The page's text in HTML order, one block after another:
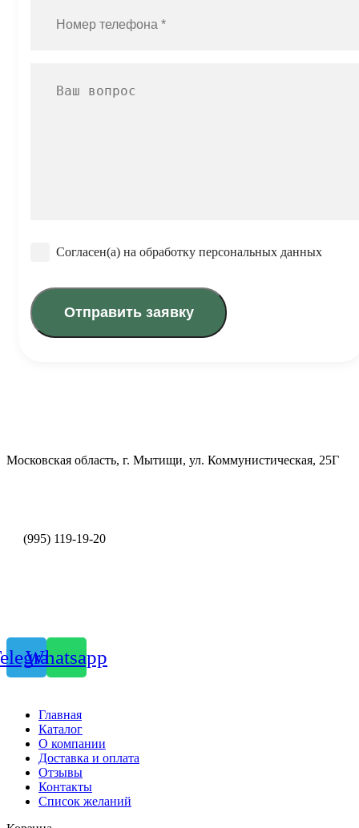
Согласен(а) на обработку персональных данных
Московская область, г. Мытищи, ул. Коммунистическая, 25Г
(995) 119-19-20
Whatsapp
Главная
Каталог
О компании
Доставка и оплата
Отзывы
Контакты
Список желаний